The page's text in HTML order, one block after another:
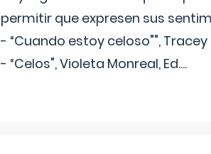
permitir que expresen sus
- “Cuando estoy celoso"", Tracey
- “Celos", Violeta Monreal, Ed....